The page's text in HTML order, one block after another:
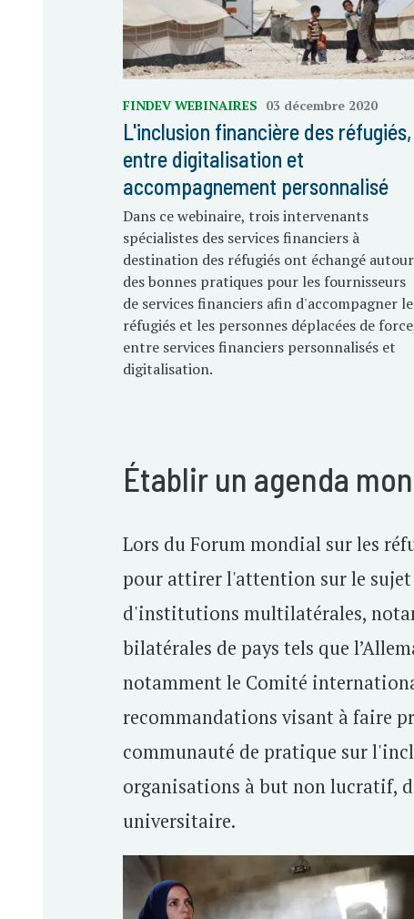
FINDEV WEBINAIRES 03 décembre 2020
L'inclusion financière des réfugiés,
entre digitalisation et
accompagnement personnalisé
Dans ce webinaire, trois intervenants
spécialistes des services financiers à
destination des réfugiés ont échangé autour
des bonnes pratiques pour les fournisseurs
de services financiers afin d'accompagner
réfugiés et les personnes déplacées de
entre services financiers personnalisés et
digitalisation.
Établir un agenda
Lors du Forum mondial sur les
pour attirer l'attention sur le sujet
d'institutions multilatérales,
bilatérales de pays tels que
notamment le Comité
recommandations visant à faire
communauté de pratique sur
organisations à but non lucratif,
universitaire.